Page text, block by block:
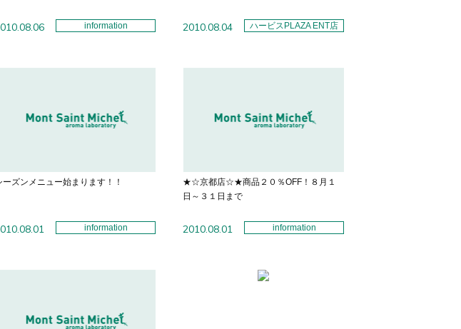
information 2010.08.04 ハービスPLAZA ENT店
ーズンメニュー始まります！！
information
★☆京都店☆★商品２０％OFF！８月１
日～３１日まで
2010.08.01 information